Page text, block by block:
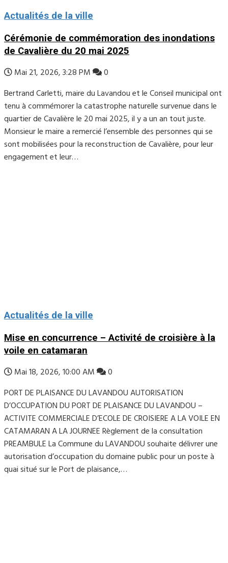
Actualités de la ville
Cérémonie de commémoration des inondations
de Cavalière du 20 mai 2025
Mai 21, 2026, 3:28 PM
0
Bertrand Carletti, maire du Lavandou et le Conseil municipal ont
tenu à commémorer la catastrophe naturelle survenue dans le
quartier de Cavalière le 20 mai 2025, il y a un an tout juste.
Monsieur le maire a remercié l’ensemble des personnes qui se
sont mobilisées pour la reconstruction de Cavalière, pour leur
engagement et leur…
Actualités de la ville
Mise en concurrence – Activité de croisière à la
voile en catamaran
Mai 18, 2026, 10:00 AM
0
PORT DE PLAISANCE DU LAVANDOU AUTORISATION
D’OCCUPATION DU PORT DE PLAISANCE DU LAVANDOU –
ACTIVITE COMMERCIALE D’ECOLE DE CROISIERE A LA VOILE EN
CATAMARAN A LA JOURNEE Règlement de la consultation
PREAMBULE La Commune du LAVANDOU souhaite délivrer une
autorisation d’occupation du domaine public pour un poste à
quai situé sur le Port de plaisance,…